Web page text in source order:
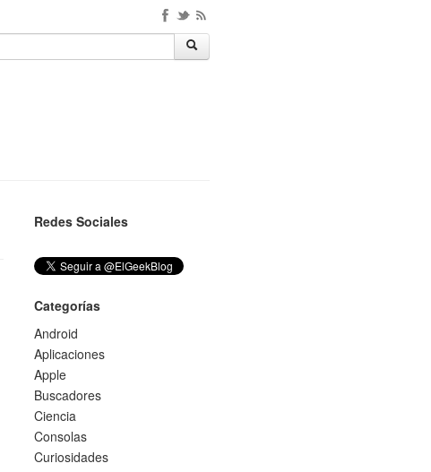
Redes Sociales
Categorías
Android
Aplicaciones
Apple
Buscadores
Ciencia
Consolas
Curiosidades